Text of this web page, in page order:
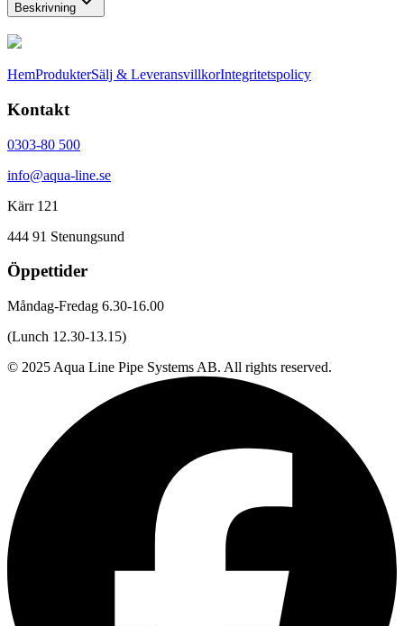
Beskrivning
HemProdukterSälj & LeveransvillkorIntegritetspolicy
Kontakt
0303-80 500
info@aqua-line.se
Kärr 121
444 91 Stenungsund
Öppettider
Måndag-Fredag 6.30-16.00
(Lunch 12.30-13.15)
© 2025 Aqua Line Pipe Systems AB. All rights reserved.